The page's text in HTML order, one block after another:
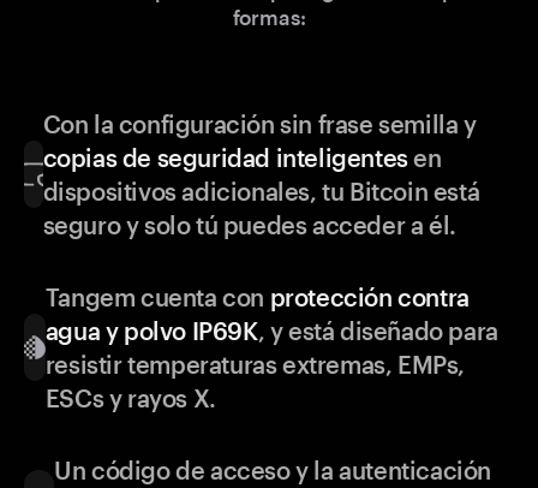
formas:
Con la configuración sin frase semilla y
copias de seguridad inteligentesen
dispositivos adicionales, tu Bitcoin está
seguro y solo tú puedes acceder a él.
Tangem cuenta con protección contra
agua y polvo IP69K, y está diseñado para
resistir temperaturas extremas, EMPs,
ESCs y rayos X.
Un código de acceso y la autenticación